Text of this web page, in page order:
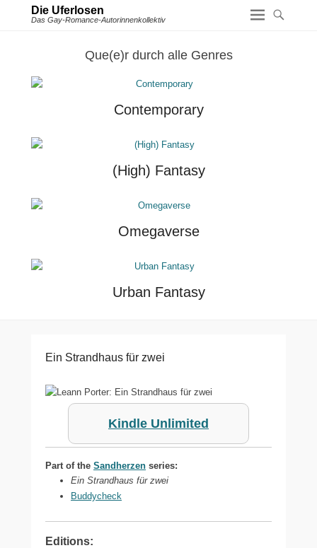
Die Uferlosen
Das Gay-Romance-Autorinnenkollektiv
Que(e)r durch alle Genres
Contemporary
(High) Fantasy
Omegaverse
Urban Fantasy
Ein Strandhaus für zwei
Kindle Unlimited
Part of the Sandherzen series:
Ein Strandhaus für zwei
Buddycheck
Editions: